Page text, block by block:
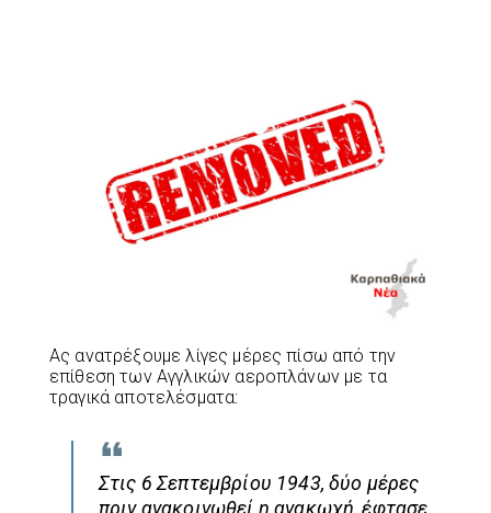
Ας ανατρέξουμε λίγες μέρες πίσω από την
επίθεση των Αγγλικών αεροπλάνων με τα
τραγικά αποτελέσματα:
Στις 6 Σεπτεμβρίου 1943, δύο μέρες
πριν ανακοινωθεί η ανακωχή, έφτασε